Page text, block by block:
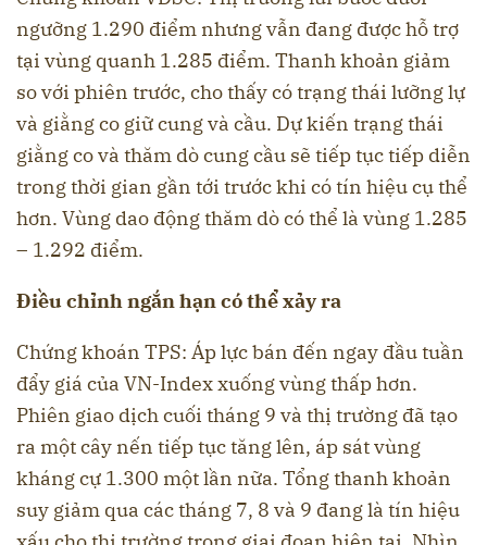
ngưỡng 1.290 điểm nhưng vẫn đang được hỗ trợ
tại vùng quanh 1.285 điểm. Thanh khoản giảm
so với phiên trước, cho thấy có trạng thái lưỡng lự
và giằng co giữ cung và cầu. Dự kiến trạng thái
giằng co và thăm dò cung cầu sẽ tiếp tục tiếp diễn
trong thời gian gần tới trước khi có tín hiệu cụ thể
hơn. Vùng dao động thăm dò có thể là vùng 1.285
– 1.292 điểm.
Điều chỉnh ngắn hạn có thể xảy ra
Chứng khoán TPS: Áp lực bán đến ngay đầu tuần
đẩy giá của VN-Index xuống vùng thấp hơn.
Phiên giao dịch cuối tháng 9 và thị trường đã tạo
ra một cây nến tiếp tục tăng lên, áp sát vùng
kháng cự 1.300 một lần nữa. Tổng thanh khoản
suy giảm qua các tháng 7, 8 và 9 đang là tín hiệu